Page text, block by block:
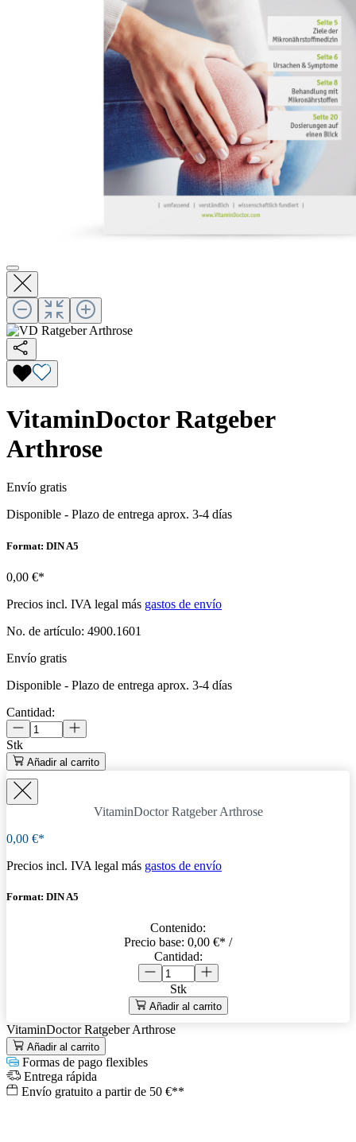
VitaminDoctor Ratgeber
Arthrose
Envío gratis
Disponible - Plazo de entrega aprox. 3-4 días
Format: DIN A5
0,00 €*
Precios incl. IVA legal más gastos de envío
No. de artículo: 4900.1601
Envío gratis
Disponible - Plazo de entrega aprox. 3-4 días
Cantidad:
Stk
Añadir al carrito
VitaminDoctor Ratgeber Arthrose
0,00 €*
Precios incl. IVA legal más gastos de envío
Format: DIN A5
Contenido:
Precio base: 0,00 €* /
Cantidad:
Stk
Añadir al carrito
VitaminDoctor Ratgeber Arthrose
Añadir al carrito
Formas de pago flexibles
Entrega rápida
Envío gratuito a partir de 50 €**